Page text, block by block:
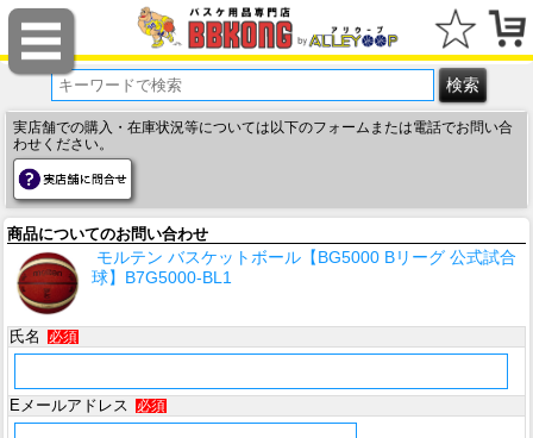
実店舗での購入・在庫状況等については以下のフォームまたは電話でお問い合
わせください。
商品についてのお問い合わせ
モルテン バスケットボール【BG5000 Bリーグ 公式試合
球】B7G5000-BL1
氏名 必須
Eメールアドレス 必須